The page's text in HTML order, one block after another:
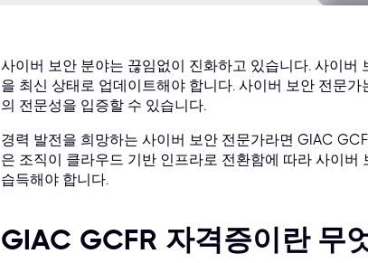
사이버 보안 분야는 끊임없이 진화하고 있습니다. 사이
을 최신 상태로 업데이트해야 합니다. 사이버 보안 전문
의 전문성을 입증할 수 있습니다.
경력 발전을 희망하는 사이버 보안 전문가라면 GIAC
은 조직이 클라우드 기반 인프라로 전환함에 따라 사이
습득해야 합니다.
GIAC GCFR 자격증이란 무